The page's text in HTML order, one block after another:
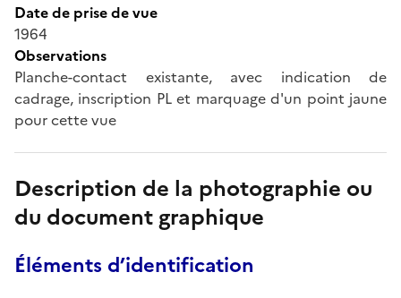
Date de prise de vue
1964
Observations
Planche-contact existante, avec indication de
cadrage, inscription PL et marquage d'un point jaune
pour cette vue
Description de la photographie ou
du document graphique
Éléments d’identification